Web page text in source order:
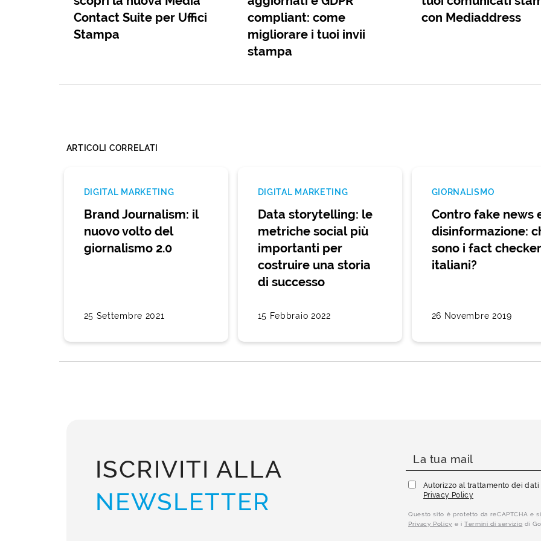
Contact Suite per Uffici
Stampa
compliant: come
migliorare i tuoi invii
stampa
con Mediaddress
ARTICOLI CORRELATI
DIGITAL MARKETING
Brand Journalism: il
nuovo volto del
giornalismo 2.0
25 Settembre 2021
DIGITAL MARKETING
Data storytelling: le
metriche social più
importanti per
costruire una storia
di successo
15 Febbraio 2022
GIORNALISMO
Contro fake news
disinformazione:
sono i fact checker
italiani?
26 Novembre 2019
ISCRIVITI ALLA
NEWSLETTER
Autorizzo al trattamento dei dati
Privacy Policy
Questo sito è protetto da reCAPTCHA e
Privacy Policy e iTermini di servizio di